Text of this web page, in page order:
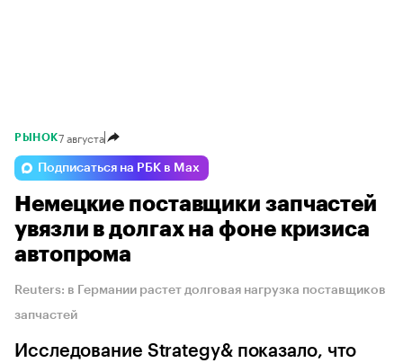
РЫНОК7 августа
Подписаться на РБК в Max
Немецкие поставщики запчастей
увязли в долгах на фоне кризиса
автопрома
Reuters: в Германии растет долговая нагрузка поставщиков
запчастей
Исследование Strategy& показало, что